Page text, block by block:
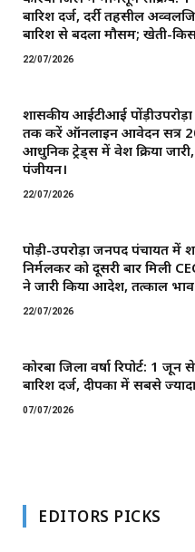
बारिश दर्ज, दर्री तहसील
बारिश से बदला मौसम; खेती-
22/07/2026
शासकीय आईटीआई
तक करें ऑनलाइन आवेदन सत्र
आधुनिक ट्रेड्स में प्रवेश प्रक्रिया
पंजीयन।
22/07/2026
पोड़ी-उपरोड़ा जनपद पंचायत में
निर्मलकर को दूसरी बार मिली
ने जारी किया आदेश, तत्काल
22/07/2026
कोरबा जिला वर्षा रिपोर्ट: 1
बारिश दर्ज, दीपका में सबसे
07/07/2026
EDITORS PICKS